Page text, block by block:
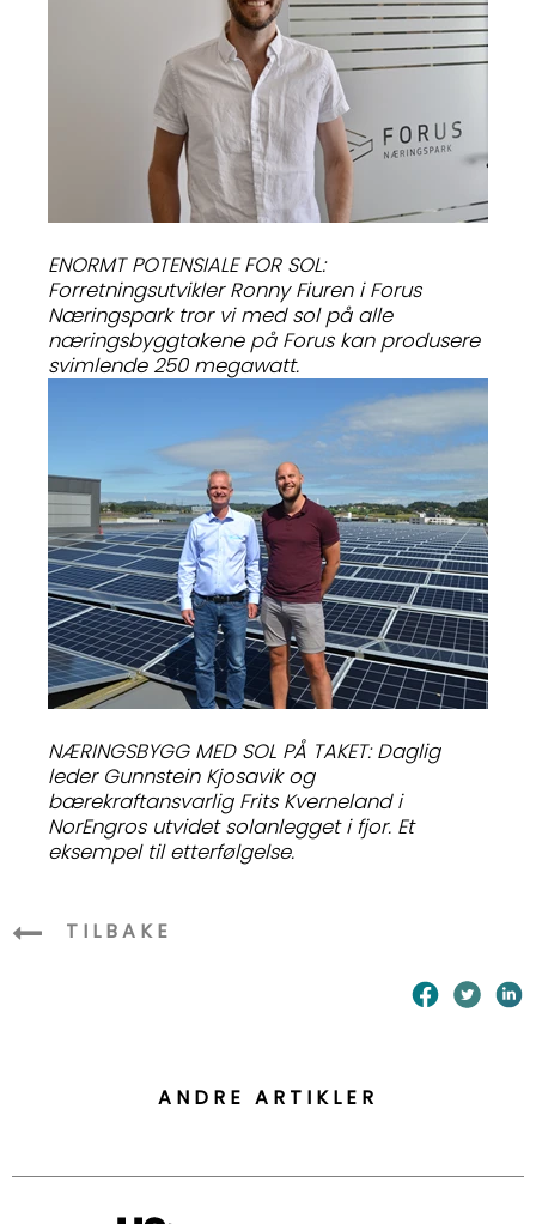
ENORMT POTENSIALE FOR SOL:
Forretningsutvikler Ronny Fiuren i Forus
Næringspark tror vi med sol på alle
næringsbyggtakene på Forus kan produsere
svimlende 250 megawatt.
NÆRINGSBYGG MED SOL PÅ TAKET: Daglig
leder Gunnstein Kjosavik og
bærekraftansvarlig Frits Kverneland i
NorEngros utvidet solanlegget i fjor. Et
eksempel til etterfølgelse.
TILBAKE
ANDRE ARTIKLER